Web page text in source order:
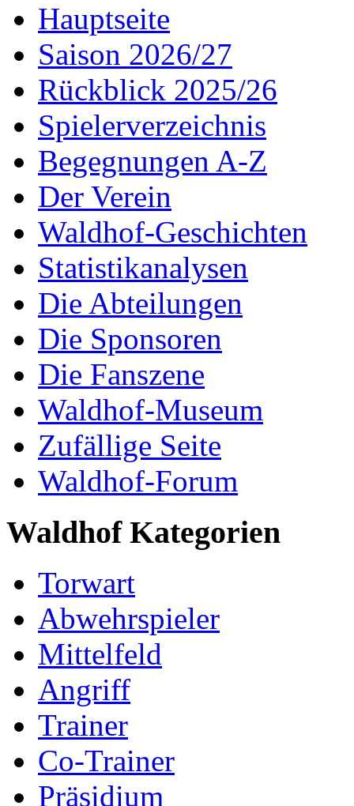
Hauptseite
Saison 2026/27
Rückblick 2025/26
Spielerverzeichnis
Begegnungen A-Z
Der Verein
Waldhof-Geschichten
Statistikanalysen
Die Abteilungen
Die Sponsoren
Die Fanszene
Waldhof-Museum
Zufällige Seite
Waldhof-Forum
Waldhof Kategorien
Torwart
Abwehrspieler
Mittelfeld
Angriff
Trainer
Co-Trainer
Präsidium